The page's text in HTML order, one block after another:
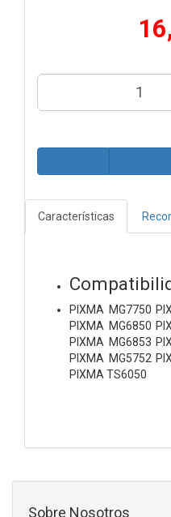
Características
PIXMA MG7750
PIXMA MG6850
PIXMA MG6853
PIXMA MG5752
PIXMA TS6050
Sobre Nosotros